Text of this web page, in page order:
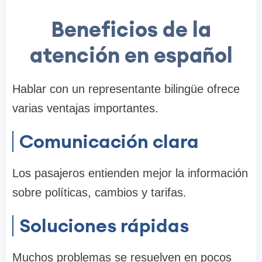
Beneficios de la
atención en español
Hablar con un representante bilingüe ofrece
varias ventajas importantes.
Comunicación clara
Los pasajeros entienden mejor la información
sobre políticas, cambios y tarifas.
Soluciones rápidas
Muchos problemas se resuelven en pocos